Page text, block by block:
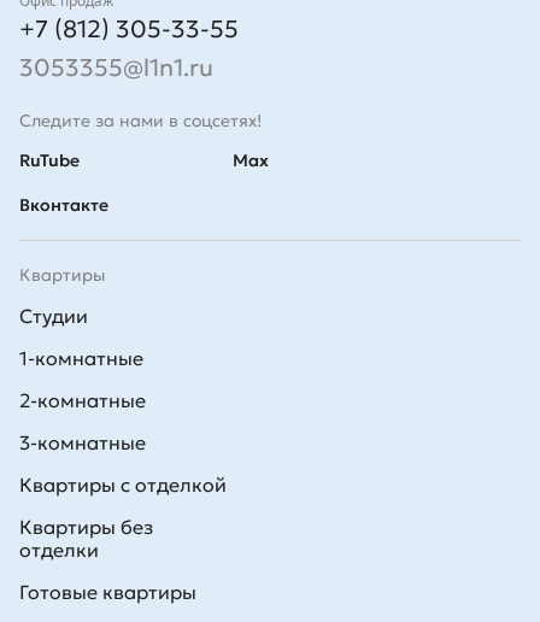
+7 (812) 305-33-55
3053355@l1n1.ru
Следите за нами в соцсетях!
RuTube
Вконтакте
Max
Квартиры
Студии
1-комнатные
2-комнатные
3-комнатные
Квартиры с отделкой
Квартиры без
отделки
Готовые квартиры